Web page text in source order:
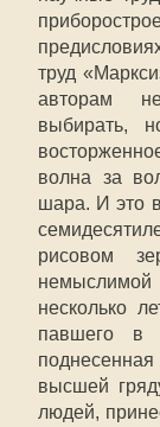
труд
авторам
выбирать,
волна за
шара. И это
рисовом
несколько
павшего в
высшей
людей,